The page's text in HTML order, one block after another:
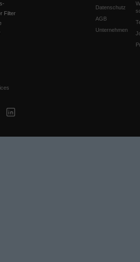
Filter
Datenschutz
AGB
Unternehmen